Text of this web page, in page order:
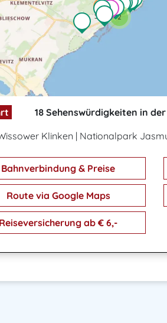
2
18 Sehenswürdigkeiten in
Klinken | Nationalpark
Bahnverbindung & Preise
Route via Google Maps
Reiseversicherung ab € 6,-